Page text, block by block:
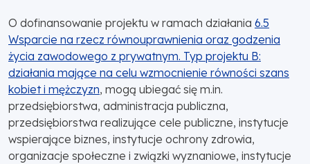
O dofinansowanie projektu w ramach działania 6.5
Wsparcie na rzecz równouprawnienia oraz godzenia
życia zawodowego z prywatnym. Typ projektu B:
działania mające na celu wzmocnienie równości szans
kobiet i mężczyzn, mogą ubiegać się m.in.
przedsiębiorstwa, administracja publiczna,
przedsiębiorstwa realizujące cele publiczne, instytucje
wspierające biznes, instytucje ochrony zdrowia,
organizacje społeczne i związki wyznaniowe, instytucje